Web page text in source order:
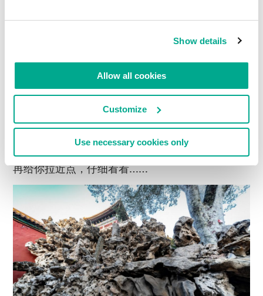
Show details
Allow all cookies
Customize
Use necessary cookies only
再给你拉近点，仔细看看……